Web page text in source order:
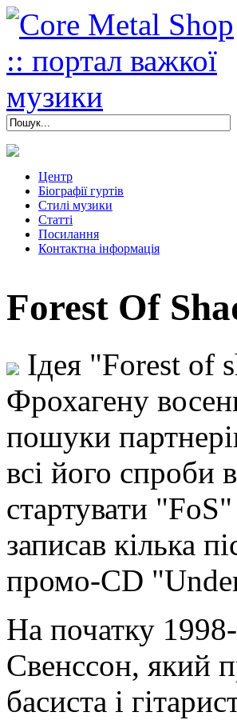
Центр
Біографії гуртів
Стилі музики
Статті
Посилання
Контактна інформація
Forest Of
Ідея "Forest of
Фрохагену
пошуки
всі його спроби
стартувати
записав кілька
промо-CD
На початку
Свенссон, який
басиста і